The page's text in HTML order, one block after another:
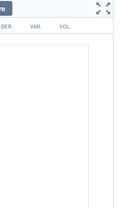
DER. VAR. VOL.